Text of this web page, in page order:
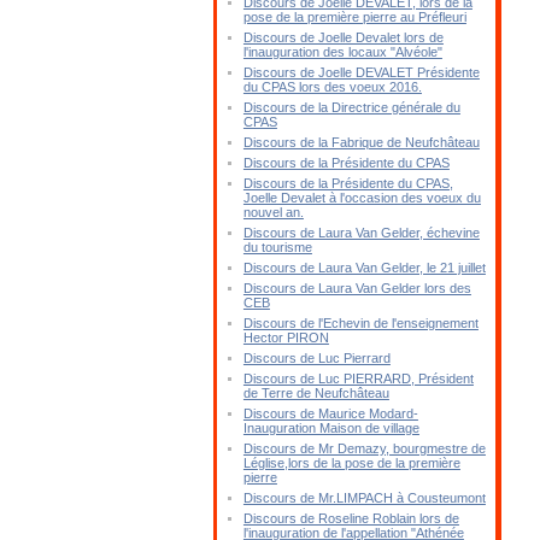
pose de la première pierre au Préfleuri
Discours de Joelle Devalet lors de
l'inauguration des locaux "Alvéole"
Discours de Joelle DEVALET Présidente
du CPAS lors des voeux 2016.
Discours de la Directrice générale du
CPAS
Discours de la Fabrique de Neufchâteau
Discours de la Présidente du CPAS
Discours de la Présidente du CPAS,
Joelle Devalet à l'occasion des voeux du
nouvel an.
Discours de Laura Van Gelder, échevine
du tourisme
Discours de Laura Van Gelder, le 21 juillet
Discours de Laura Van Gelder lors des
CEB
Discours de l'Echevin de l'enseignement
Hector PIRON
Discours de Luc Pierrard
Discours de Luc PIERRARD, Président
de Terre de Neufchâteau
Discours de Maurice Modard-
Inauguration Maison de village
Discours de Mr Demazy, bourgmestre de
Léglise,lors de la pose de la première
pierre
Discours de Mr.LIMPACH à Cousteumont
Discours de Roseline Roblain lors de
l'inauguration de l'appellation "Athénée